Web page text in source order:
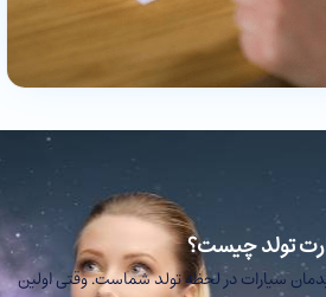
تولد چیست؟
سیارات در لحظه تولد شماست. وقتی اولین